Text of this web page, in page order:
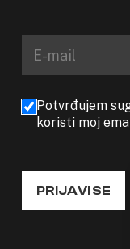
Potvrđujem
koristi moj
PRIJAVI SE